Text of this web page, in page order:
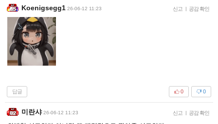
Koenigsegg1 26-06-12 11:23 신고 | 공감 확인
답글 0
0
미란샤 26-06-12 11:23 신고 | 공감 확인